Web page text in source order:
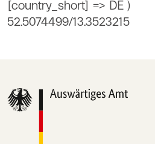
[country_short] => DE )
52.5074499/13.3523215